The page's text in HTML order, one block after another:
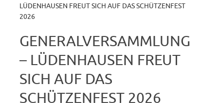
LÜDENHAUSEN FREUT SICH AUF DAS SCHÜTZENFEST
2026
GENERALVERSAMMLUNG
– LÜDENHAUSEN FREUT
SICH AUF DAS
SCHÜTZENFEST 2026